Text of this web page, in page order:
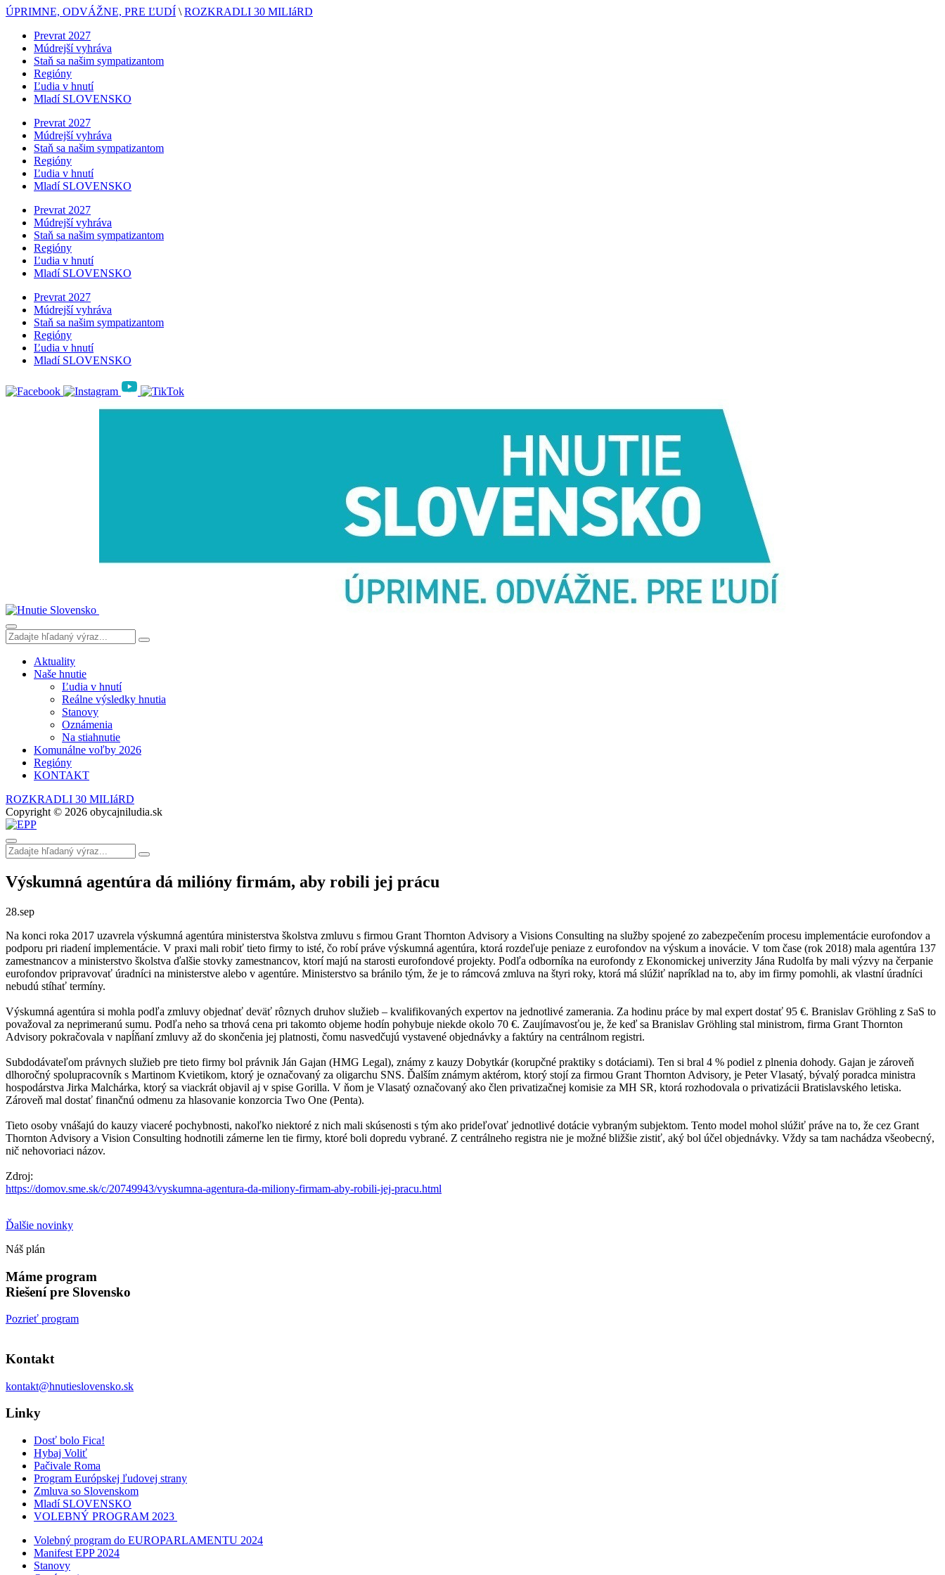
ÚPRIMNE, ODVÁŽNE, PRE ĽUDÍ \ ROZKRADLI 30 MILIáRD
Prevrat 2027
Múdrejší vyhráva
Staň sa našim sympatizantom
Regióny
Ľudia v hnutí
Mladí SLOVENSKO
Prevrat 2027
Múdrejší vyhráva
Staň sa našim sympatizantom
Regióny
Ľudia v hnutí
Mladí SLOVENSKO
Prevrat 2027
Múdrejší vyhráva
Staň sa našim sympatizantom
Regióny
Ľudia v hnutí
Mladí SLOVENSKO
Prevrat 2027
Múdrejší vyhráva
Staň sa našim sympatizantom
Regióny
Ľudia v hnutí
Mladí SLOVENSKO
Aktuality
Naše hnutie
Ľudia v hnutí
Reálne výsledky hnutia
Stanovy
Oznámenia
Na stiahnutie
Komunálne voľby 2026
Regióny
KONTAKT
ROZKRADLI 30 MILIáRD
Copyright © 2026 obycajniludia.sk
Výskumná agentúra dá milióny firmám, aby robili jej prácu
28.sep
Na konci roka 2017 uzavrela výskumná agentúra ministerstva školstva zmluvu s firmou Grant Thornton Advisory a Visions Consulting na služby spojené zo zabezpečením procesu implementácie eurofondov a
podporu pri riadení implementácie. V praxi mali robiť tieto firmy to isté, čo robí práve výskumná agentúra, ktorá rozdeľuje peniaze z eurofondov na výskum a inovácie. V tom čase (rok 2018) mala agentúra 137
zamestnancov a ministerstvo školstva ďalšie stovky zamestnancov, ktorí majú na starosti eurofondové projekty. Podľa odborníka na eurofondy z Ekonomickej univerzity Jána Rudolfa by mali výzvy na čerpanie
eurofondov pripravovať úradníci na ministerstve alebo v agentúre. Ministerstvo sa bránilo tým, že je to rámcová zmluva na štyri roky, ktorá má slúžiť napríklad na to, aby im firmy pomohli, ak vlastní úradníci
nebudú stíhať termíny.
Výskumná agentúra si mohla podľa zmluvy objednať deväť rôznych druhov služieb – kvalifikovaných expertov na jednotlivé zamerania. Za hodinu práce by mal expert dostať 95 €. Branislav Gröhling z SaS to
považoval za neprimeranú sumu. Podľa neho sa trhová cena pri takomto objeme hodín pohybuje niekde okolo 70 €. Zaujímavosťou je, že keď sa Branislav Gröhling stal ministrom, firma Grant Thornton
Advisory pokračovala v napĺňaní zmluvy až do skončenia jej platnosti, čomu nasvedčujú vystavené objednávky a faktúry na centrálnom registri.
Subdodávateľom právnych služieb pre tieto firmy bol právnik Ján Gajan (HMG Legal), známy z kauzy Dobytkár (korupčné praktiky s dotáciami). Ten si bral 4 % podiel z plnenia dohody. Gajan je zároveň
dlhoročný spolupracovník s Martinom Kvietikom, ktorý je označovaný za oligarchu SNS. Ďalším známym aktérom, ktorý stojí za firmou Grant Thornton Advisory, je Peter Vlasatý, bývalý poradca ministra
hospodárstva Jirka Malchárka, ktorý sa viackrát objavil aj v spise Gorilla. V ňom je Vlasatý označovaný ako člen privatizačnej komisie za MH SR, ktorá rozhodovala o privatizácii Bratislavského letiska.
Zároveň mal dostať finančnú odmenu za hlasovanie konzorcia Two One (Penta).
Tieto osoby vnášajú do kauzy viaceré pochybnosti, nakoľko niektoré z nich mali skúsenosti s tým ako prideľovať jednotlivé dotácie vybraným subjektom. Tento model mohol slúžiť práve na to, že cez Grant
Thornton Advisory a Vision Consulting hodnotili zámerne len tie firmy, ktoré boli dopredu vybrané. Z centrálneho registra nie je možné bližšie zistiť, aký bol účel objednávky. Vždy sa tam nachádza všeobecný,
nič nehovoriaci názov.
Zdroj:
https://domov.sme.sk/c/20749943/vyskumna-agentura-da-miliony-firmam-aby-robili-jej-pracu.html
Ďalšie novinky
Náš plán
Máme program
Riešení pre Slovensko
Pozrieť program
Kontakt
kontakt@hnutieslovensko.sk
Linky
Dosť bolo Fica!
Hybaj Voliť
Pačivale Roma
Program Európskej ľudovej strany
Zmluva so Slovenskom
Mladí SLOVENSKO
VOLEBNÝ PROGRAM 2023
Volebný program do EUROPARLAMENTU 2024
Manifest EPP 2024
Stanovy